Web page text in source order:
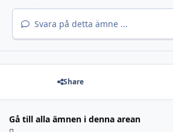
Svara på detta ämne ...
Share
Gå till alla ämnen i denna arean